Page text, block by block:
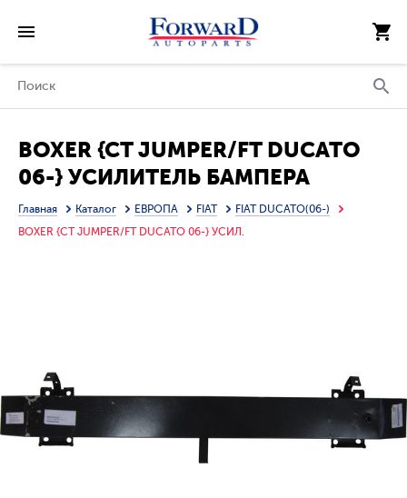
BOXER {CT JUMPER/FT DUCATO
06-} УСИЛИТЕЛЬ БАМПЕРА
ПЕРЕДН (ИТАЛИЯ)
Главная Каталог ЕВРОПА FIAT
FIAT DUCATO(06-)
BOXER {CT JUMPER/FT DUCATO 06-} УСИЛ.